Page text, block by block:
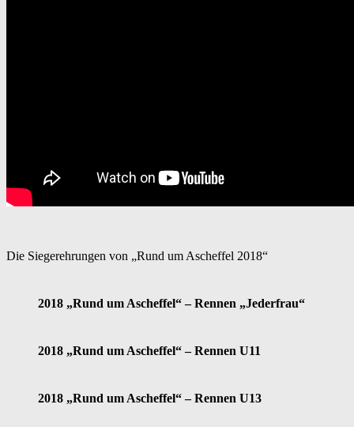
Die Siegerehrungen von „Rund um Ascheffel 2018“
2018 „Rund um Ascheffel“ – Rennen „Jederfrau“
2018 „Rund um Ascheffel“ – Rennen U11
2018 „Rund um Ascheffel“ – Rennen U13